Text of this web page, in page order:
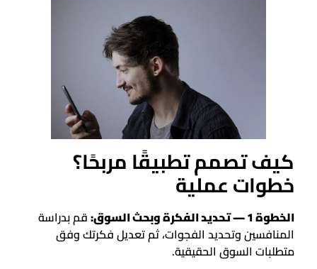
كيف تصمم تطبيقًا مربحًا؟
خطوات عملية
الخطوة 1 — تحديد الفكرة وبحث السوق:
قم بدراسة
المنافسين وتحديد الفجوات، ثم تعديل فكرتك وفق
متطلبات السوق الحقيقية.